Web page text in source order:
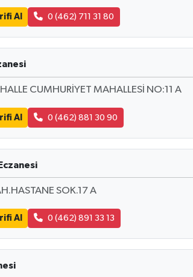
Al 0 (462) 711 31 80
CUMHURİYET MAHALLESİ NO:11 A
Al 0 (462) 881 30 90
SOK.17 A
Al 0 (462) 891 33 13